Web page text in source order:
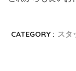
CATEGORY : スタ